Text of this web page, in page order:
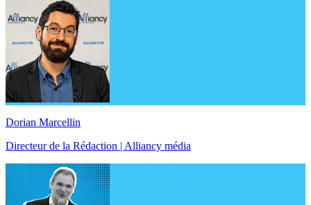
Dorian Marcellin
Directeur de la Rédaction | Alliancy média